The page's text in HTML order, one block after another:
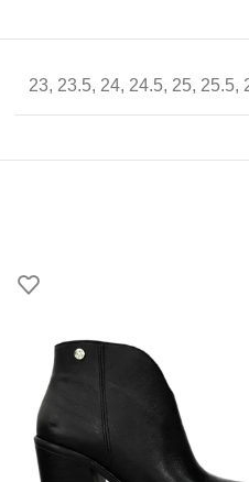
23, 23.5, 24, 24.5, 25, 25.5,